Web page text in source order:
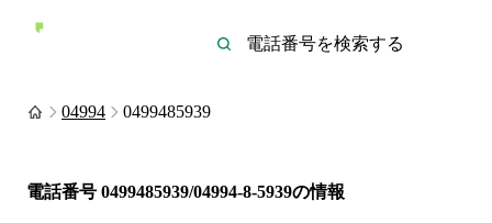
04994 0499485939
電話番号 0499485939/04994-8-5939の情報